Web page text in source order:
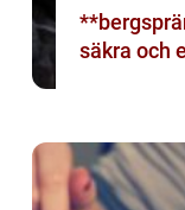
säkra och